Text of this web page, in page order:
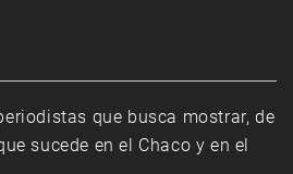
que busca mostrar, de
sucede en el Chaco y en el